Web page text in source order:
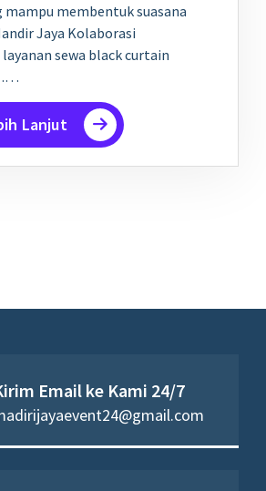
mampu membentuk suasana
Jaya Kolaborasi
sewa black curtain
.…
Lanjut
Email ke Kami 24/7